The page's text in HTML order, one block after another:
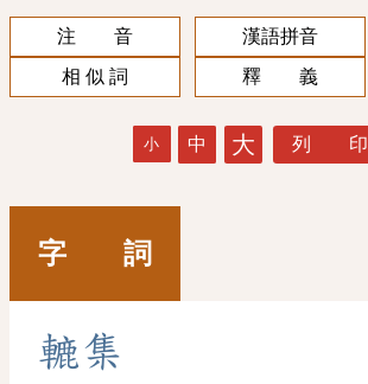
注 音
漢語拼音
相 似 詞
釋 義
小 中 大 列 印
字 詞
轆集